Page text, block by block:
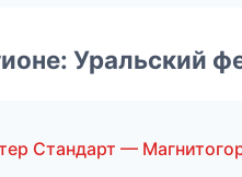
Уральский
Стандарт —